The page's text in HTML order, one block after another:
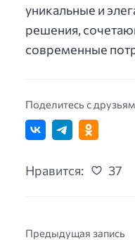
уникальные и
решения,
современные
Поделитесь с
Нравится: 37
Предыдущая запись